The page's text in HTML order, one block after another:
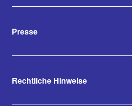
Presse
Rechtliche Hinweise